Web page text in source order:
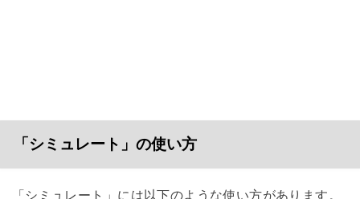
「シミュレート」の使い方
「シミュレート」には以下のような使い方があります。